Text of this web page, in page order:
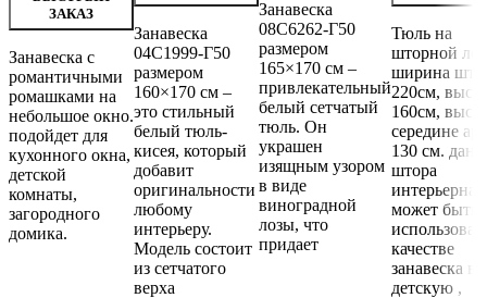
ЗАКАЗ
Занавеска с
романтичными
ромашками на
небольшое окно.
подойдет для
кухонного окна,
детской
комнаты,
загородного
домика.
Занавеска
04С1999-Г50
размером
160×170 см –
это стильный
белый тюль-
кисея, который
добавит
оригинальности
любому
интерьеру.
Модель состоит
из сетчатого
верха
Занавеска
08С6262-Г50
размером
165×170 см –
привлекательный
белый сетчатый
тюль. Он
украшен
изящным узором
в виде
виноградной
лозы, что
придает
Тюль на
шторной
ширина
220см,
160см,
середине
130 см.
штора
интерьерная
может быть
качестве
занавеска в
детскую ,